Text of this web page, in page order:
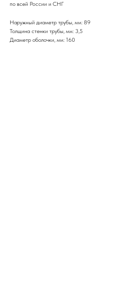
по всей России и СНГ
Наружный диаметр трубы, мм: 89
Толщина стенки трубы, мм: 3,5
Диаметр оболочки, мм: 160